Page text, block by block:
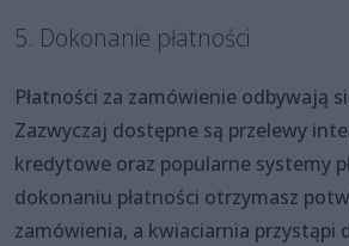
5. Dokonanie płatności
Płatności za zamówienie odbywają
Zazwyczaj dostępne są przelewy
kredytowe oraz popularne systemy
dokonaniu płatności otrzymasz
zamówienia, a kwiaciarnia przystąpi